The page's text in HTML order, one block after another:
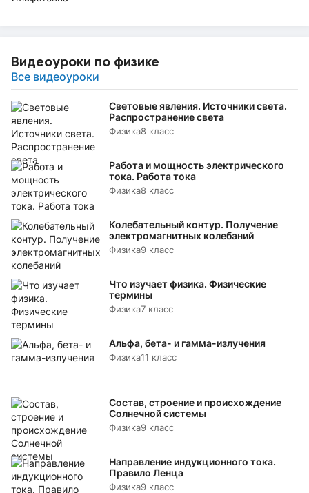
Видеоуроки по физике
Все видеоуроки
Световые явления. Источники света.
Распространение света
Физика8 класс
Работа и мощность электрического
тока. Работа тока
Физика8 класс
Колебательный контур. Получение
электромагнитных колебаний
Физика9 класс
Что изучает физика. Физические
термины
Физика7 класс
Альфа, бета- и гамма-излучения
Физика11 класс
Состав, строение и происхождение
Солнечной системы
Физика9 класс
Направление индукционного тока.
Правило Ленца
Физика9 класс